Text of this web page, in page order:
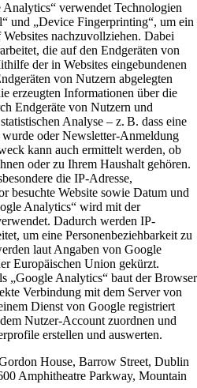
verwendet Technologien
und „Device Fingerprinting“, um ein
nachzuvollziehen. Dabei
die auf den Endgeräten von
der in Websites eingebundenen
von Nutzern abgelegten
erzeugten Informationen über die
Endgeräte von Nutzern und
Analyse – z. B. dass eine
oder Newsletter-Anmeldung
kann auch ermittelt werden, ob
oder zu Ihrem Haushalt gehören.
die IP-Adresse,
besuchte Website sowie Datum und
Analytics“ wird mit der
Dadurch werden IP-
um eine Personenbeziehbarkeit zu
laut Angaben von Google
Europäischen Union gekürzt.
„Google Analytics“ baut der Browser
Verbindung mit dem Server von
Dienst von Google registriert
Nutzer-Account zuordnen und
erstellen und auswerten.
House, Barrow Street, Dublin
Amphitheatre Parkway, Mountain